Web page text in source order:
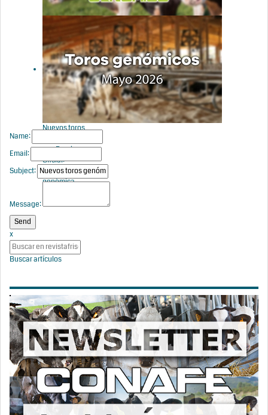
Actualización
pruebas
genómicas
de Hembras
CONAFE
junio 2026
Nuevos toros
con Prueba
Oficial:
Evaluación
genómica
Name:
Email:
Subject:
Message:
x
Buscar artículos